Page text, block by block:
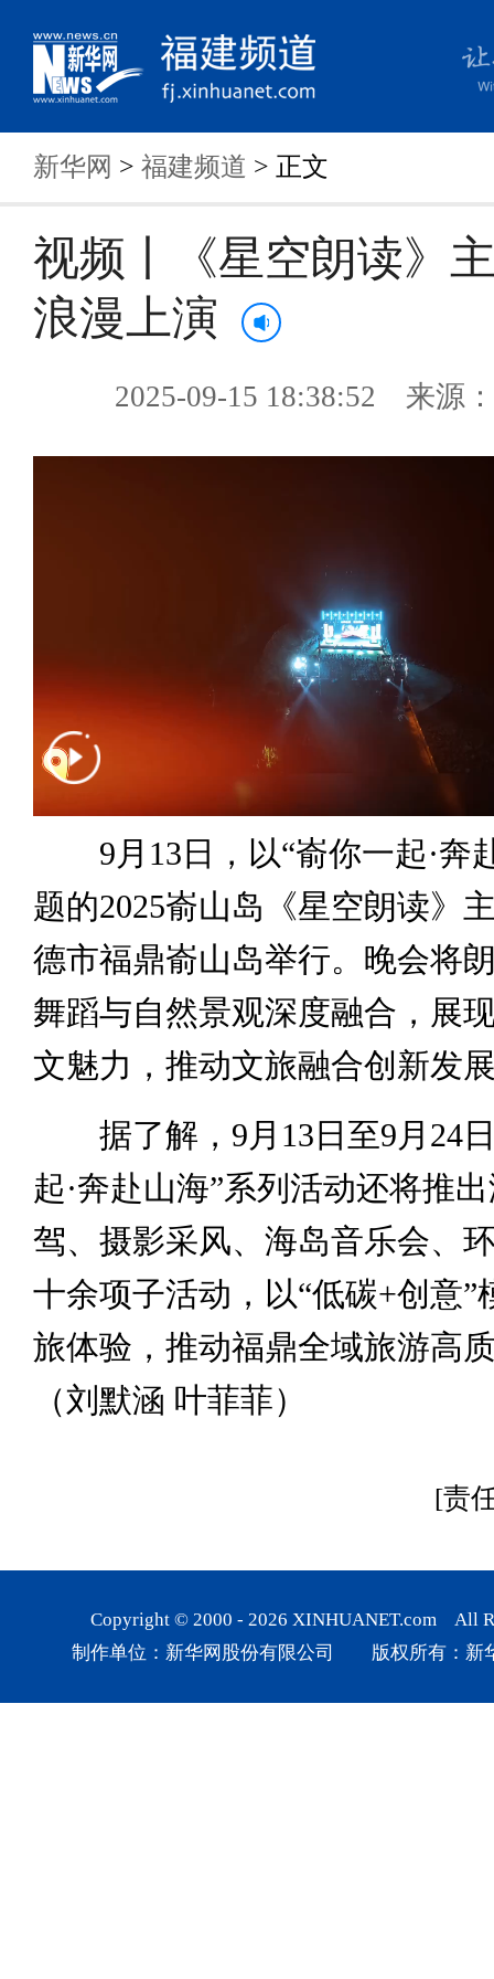
新华网 > 福建频道 > 正文
视频丨《星空朗读》
浪漫上演
2025-09-15 18:38:52 来源
9月13日，以“嵛你一起·奔
题的2025嵛山岛《星空朗读》
德市福鼎嵛山岛举行。晚会将
舞蹈与自然景观深度融合，展
文魅力，推动文旅融合创新发
据了解，9月13日至9月24日
起·奔赴山海”系列活动还将推
驾、摄影采风、海岛音乐会、
十余项子活动，以“低碳+创意”
旅体验，推动福鼎全域旅游高
（刘默涵 叶菲菲）
[责
Copyright © 2000 - 2026 XINHUANET.com All
制作单位：新华网股份有限公司 版权所有：新